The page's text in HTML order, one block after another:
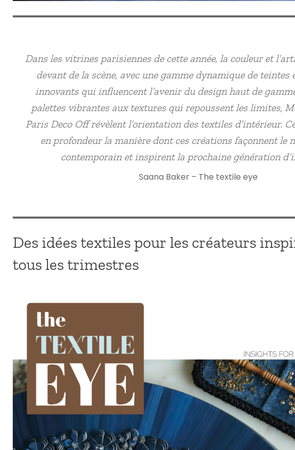
Dans les vitrines parisiennes de cette année, la couleur et
devant de la scène, avec une gamme dynamique de teintes
innovants qui influencent l’avenir du design haut de
palettes vibrantes aux textures qui repoussent les limites,
Paris Deco Off révèlent l’orientation des textiles d’intérieur.
en profondeur la manière dont ces créations façonnent le
contemporain et inspirent la prochaine génération
Saana Baker – The textile eye
Des idées textiles pour les créateurs
tous les trimestres